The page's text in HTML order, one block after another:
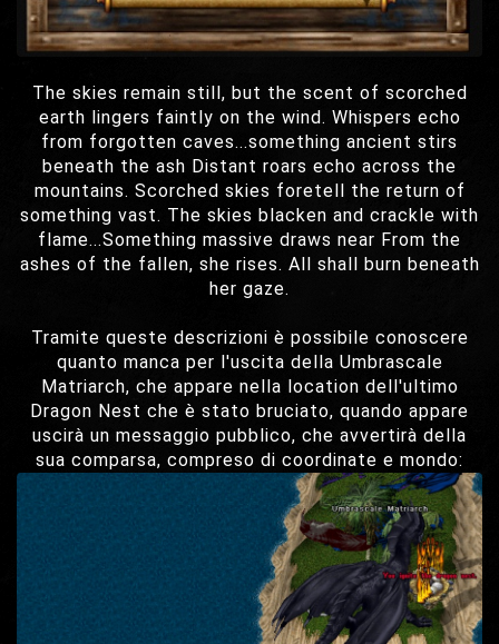
The skies remain still, but the scent of scorched
earth lingers faintly on the wind. Whispers echo
from forgotten caves...something ancient stirs
beneath the ash Distant roars echo across the
mountains. Scorched skies foretell the return of
something vast. The skies blacken and crackle with
flame...Something massive draws near From the
ashes of the fallen, she rises. All shall burn beneath
her gaze.
Tramite queste descrizioni è possibile conoscere
quanto manca per l'uscita della Umbrascale
Matriarch, che appare nella location dell'ultimo
Dragon Nest che è stato bruciato, quando appare
uscirà un messaggio pubblico, che avvertirà della
sua comparsa, compreso di coordinate e mondo: